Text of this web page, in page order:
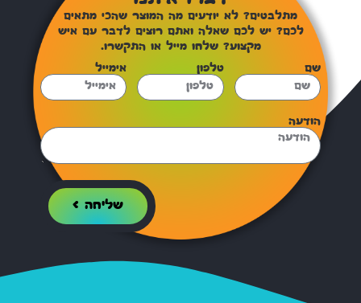
מתלבטים? לא יודעים מה המוצר שהכי מתאים
לכם? יש לכם שאלה ואתם רוצים לדבר עם איש
מקצוע? שלחו מייל או התקשרו.
שם
טלפון אימייל
הודעה
שליחה >